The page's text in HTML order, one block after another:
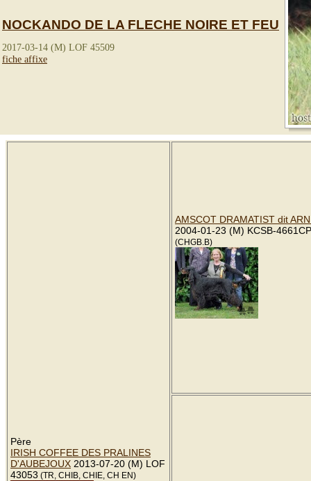
NOCKANDO DE LA FLECHE NOIRE ET FEU
2017-03-14 (M) LOF 45509
fiche affixe
Père
IRISH COFFEE DES PRALINES
D'AUBEJOUX 2013-07-20 (M) LOF
43053 (TR, CHIB, CHIE, CH EN)
AMSCOT DRAMATIST dit
2004-01-23 (M) KCSB-4661CP
(CHGB.B)